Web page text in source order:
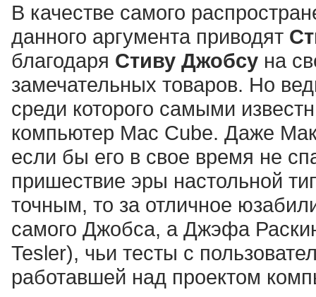
В качестве самого
данного аргумента приводят
благодаря Стиву Джобсу на
замечательных товаров. Но
среди которого самыми
компьютер Mac Cube. Даже
если бы его в свое время не
пришествие эры настольной
точным, то за отличное
самого Джобса, а Джэфа
Tesler), чьи тесты с
работавшей над проектом